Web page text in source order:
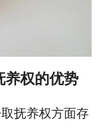
养权的优势
抚养权方面存